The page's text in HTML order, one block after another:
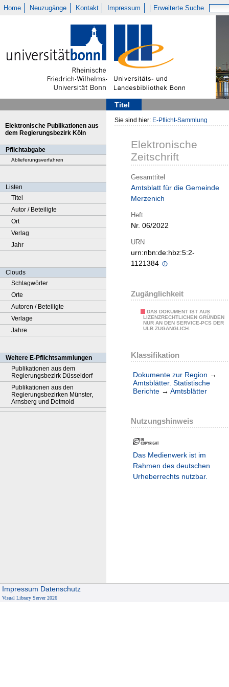
Home Neuzugänge Kontakt Impressum Erweiterte Suche
Titel
Elektronische Publikationen aus
dem Regierungsbezirk Köln
Pflichtabgabe
Ablieferungsverfahren
Listen
Titel
Autor / Beteiligte
Ort
Verlag
Jahr
Clouds
Schlagwörter
Orte
Autoren / Beteiligte
Verlage
Jahre
Weitere E-Pflichtsammlungen
Publikationen aus dem
Regierungsbezirk Düsseldorf
Publikationen aus den
Regierungsbezirken Münster,
Arnsberg und Detmold
Sie sind hier: E-Pflicht-Sammlung
Elektronische
Zeitschrift
Gesamttitel
Amtsblatt für die Gemeinde
Merzenich
Heft
Nr. 06/2022
URN
urn:nbn:de:hbz:5:2-
1121384
Zugänglichkeit
DAS DOKUMENT IST AUS
LIZENZRECHTLICHEN GRÜNDEN
NUR AN DEN SERVICE-PCS DER
ULB ZUGÄNGLICH.
Klassifikation
Dokumente zur Region →
Amtsblätter. Statistische
Berichte → Amtsblätter
Nutzungshinweis
Das Medienwerk ist im
Rahmen des deutschen
Urheberrechts nutzbar.
Impressum Datenschutz
Visual Library Server 2026